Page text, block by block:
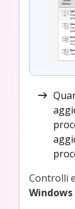
Controlli